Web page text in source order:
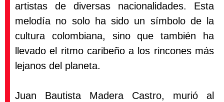
artistas de diversas nacionalidades. Esta
melodía no solo ha sido un símbolo de la
cultura colombiana, sino que también ha
llevado el ritmo caribeño a los rincones más
lejanos del planeta.
Juan Bautista Madera Castro, murió al